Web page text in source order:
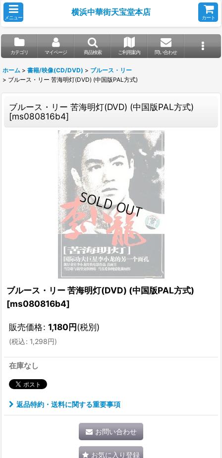
メニュー
横浜中華街天宝堂本店
カート
カテゴリ マイページ 商品検索 ご利用案内 問い合わせ
ホーム > 書籍/映像(CD/DVD) > ブルース・リー
> ブルース・リー 苦海明灯(DVD) (中国版PAL方式)
ブルース・リー 苦海明灯(DVD) (中国版PAL方式)
[ms080816b4]
ブルース・リー 苦海明灯(DVD) (中国版PAL方式)
[ms080816b4]
販売価格: 1,180円(税別)
(税込: 1,298円)
在庫なし
返品特約・送料に関する重要事項
お問い合わせ
お気に入り登録